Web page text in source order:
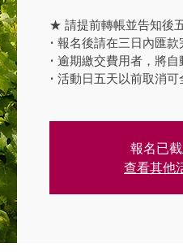
★ 請提前轉帳並告知後
• 報名後請在三日內匯
• 逾期繳交費用者，將自
• 活動日五天以前取消
報名已
查看其他